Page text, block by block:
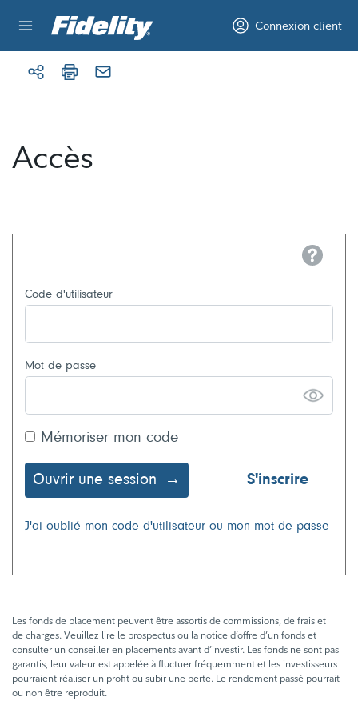
Connexion client
Accès
Help
Code d'utilisateur
Mot de passe
Mémoriser mon code
Ouvrir une session S'inscrire
J'ai oublié mon code d'utilisateur ou mon mot de passe
Les fonds de placement peuvent être assortis de commissions, de frais et
de charges. Veuillez lire le prospectus ou la notice d’offre d’un fonds et
consulter un conseiller en placements avant d’investir. Les fonds ne sont pas
garantis, leur valeur est appelée à fluctuer fréquemment et les investisseurs
pourraient réaliser un profit ou subir une perte. Le rendement passé pourrait
ou non être reproduit.